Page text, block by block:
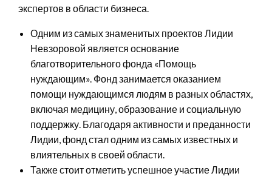
экспертов в области бизнеса.
Одним из самых знаменитых проектов Лидии
Невзоровой является основание
благотворительного фонда «Помощь
нуждающим». Фонд занимается оказанием
помощи нуждающимся людям в разных областях,
включая медицину, образование и социальную
поддержку. Благодаря активности и преданности
Лидии, фонд стал одним из самых известных и
влиятельных в своей области.
Также стоит отметить успешное участие Лидии